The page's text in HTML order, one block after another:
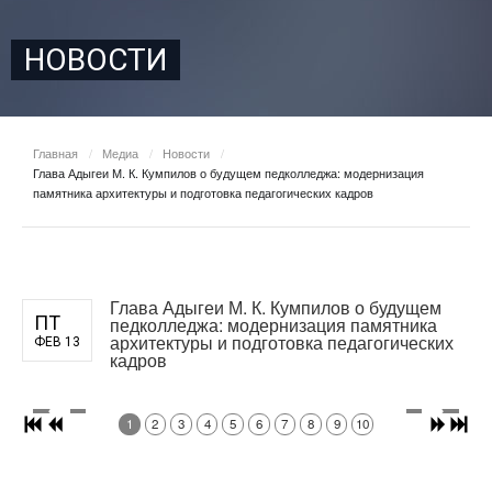
НОВОСТИ
Главная / Медиа / Новости
/
Глава Адыгеи М. К. Кумпилов о будущем педколледжа: модернизация
памятника архитектуры и подготовка педагогических кадров
ПТ
ФЕВ 13
Глава Адыгеи М. К. Кумпилов о будущем
педколледжа: модернизация памятника
архитектуры и подготовка педагогических
кадров
1 2 3 4 5 6 7 8 9 10